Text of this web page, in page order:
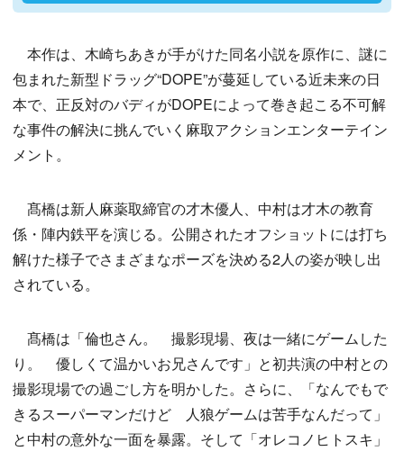
本作は、木崎ちあきが手がけた同名小説を原作に、謎に
包まれた新型ドラッグ“DOPE”が蔓延している近未来の日
本で、正反対のバディがDOPEによって巻き起こる不可解
な事件の解決に挑んでいく麻取アクションエンターテイン
メント。
髙橋は新人麻薬取締官の才木優人、中村は才木の教育
係・陣内鉄平を演じる。公開されたオフショットには打ち
解けた様子でさまざまなポーズを決める2人の姿が映し出
されている。
髙橋は「倫也さん。 撮影現場、夜は一緒にゲームした
り。 優しくて温かいお兄さんです」と初共演の中村との
撮影現場での過ごし方を明かした。さらに、「なんでもで
きるスーパーマンだけど 人狼ゲームは苦手なんだって」
と中村の意外な一面を暴露。そして「オレコノヒトスキ」